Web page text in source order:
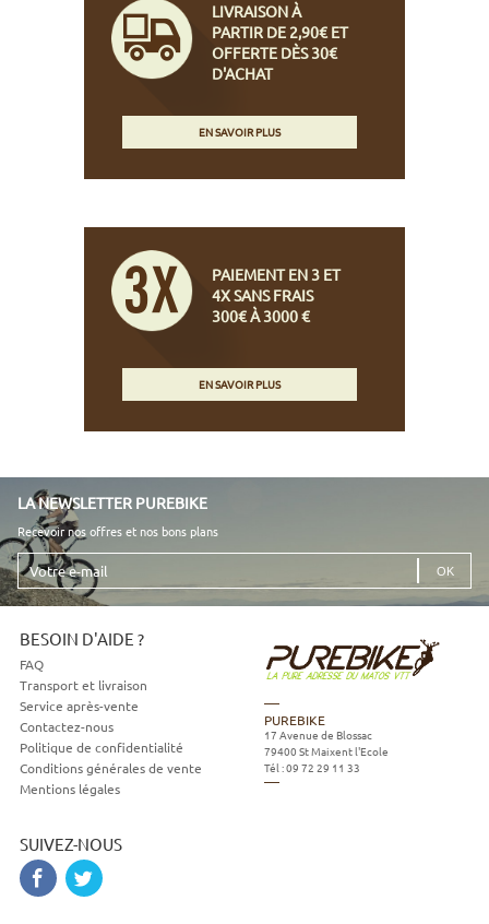
LIVRAISON À
PARTIR DE 2,90€ ET
OFFERTE DÈS 30€
D'ACHAT
EN SAVOIR PLUS
PAIEMENT EN 3 ET
4X SANS FRAIS
300€ À 3000 €
EN SAVOIR PLUS
LA NEWSLETTER PUREBIKE
Recevoir nos offres et nos bons plans
Votre
e-
mail
BESOIN D'AIDE ?
FAQ
Transport et livraison
Service après-vente
Contactez-nous
Politique de confidentialité
Conditions générales de vente
Mentions légales
SUIVEZ-NOUS
PUREBIKE
17 Avenue de Blossac
79400 St Maixent l'Ecole
Tél :09 72 29 11 33